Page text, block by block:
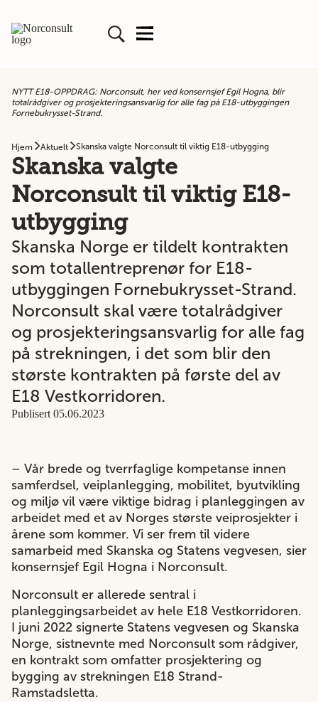
NYTT E18-OPPDRAG: Norconsult, her ved konsernsjef Egil Hogna, blir
totalrådgiver og prosjekteringsansvarlig for alle fag på E18-utbyggingen
Fornebukrysset-Strand.
Hjem Aktuelt Skanska valgte Norconsult til viktig E18-utbygging
Skanska valgte
Norconsult til viktig E18-
utbygging
Skanska Norge er tildelt kontrakten
som totallentreprenør for E18-
utbyggingen Fornebukrysset-Strand.
Norconsult skal være totalrådgiver
og prosjekteringsansvarlig for alle fag
på strekningen, i det som blir den
største kontrakten på første del av
E18 Vestkorridoren.
Publisert 05.06.2023
– Vår brede og tverrfaglige kompetanse innen
samferdsel, veiplanlegging, mobilitet, byutvikling
og miljø vil være viktige bidrag i planleggingen av
arbeidet med et av Norges største veiprosjekter i
årene som kommer. Vi ser frem til videre
samarbeid med Skanska og Statens vegvesen, sier
konsernsjef Egil Hogna i Norconsult.
Norconsult er allerede sentral i
planleggingsarbeidet av hele E18 Vestkorridoren.
I juni 2022 signerte Statens vegvesen og Skanska
Norge, sistnevnte med Norconsult som rådgiver,
en kontrakt som omfatter prosjektering og
bygging av strekningen E18 Strand-
Ramstadsletta.